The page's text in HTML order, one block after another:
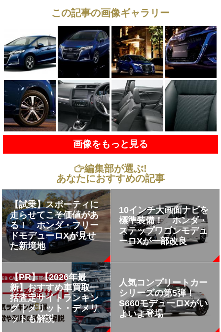
この記事の画像ギャラリー
画像をもっと見る
編集部が選ぶ!
あなたにおすすめの記事
【試乗】スポーティに
走らせてこそ価値があ
る！ ホンダ・フリー
ドモデューロXが見せ
た新境地
10インチ大画面ナビを
標準装備！ ホンダ・
ステップワゴンモデュ
ーロXが一部改良
【PR】【2026年最
新】おすすめ車買取一
括査定サイトランキン
グ｜メリット・デメリ
ットも解説
人気コンプリートカー
シリーズの第5弾！
S660モデューロXがい
よいよ登場